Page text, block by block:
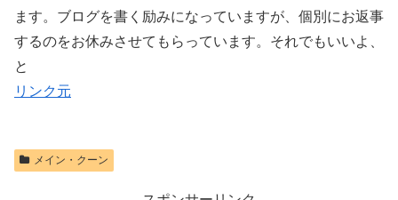
ます。ブログを書く励みになっていますが、個別にお返事
するのをお休みさせてもらっています。それでもいいよ、
と
リンク元
メイン・クーン